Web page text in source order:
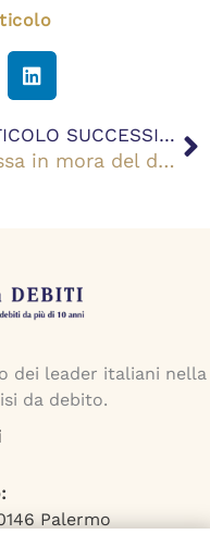
ARTICOLO SUCCESSIVO
Messa in mora del debitore: cos’è e cosa significa
dei leader italiani nella
da debito.
Palermo